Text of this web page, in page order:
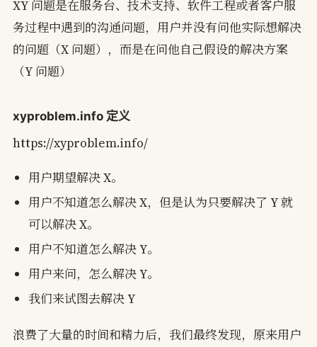
XY 问题是在服务台、技术支持、软件工程或者客户服
务过程中遇到的沟通问题，用户并没有问他实际想解决
的问题（X 问题），而是在问他自己假设的解决方案
（Y 问题）
xyproblem.info 定义
https://xyproblem.info/
用户期望解决 X。
用户不知道怎么解决 X，但是认为只要解决了 Y 就
可以解决 X。
用户不知道怎么解决 Y。
用户来问，怎么解决 Y。
我们来试图去解决 Y
浪费了大量的时间和精力后，我们最终发现，原来用户